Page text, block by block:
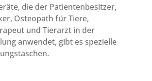
die der Patientenbesitzer,
Osteopath für Tiere,
und Tierarzt in der
anwendet, gibt es spezielle